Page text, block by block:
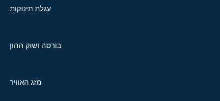
עגלת תינוקות
בורסה ושוק ההון
מזג האוויר